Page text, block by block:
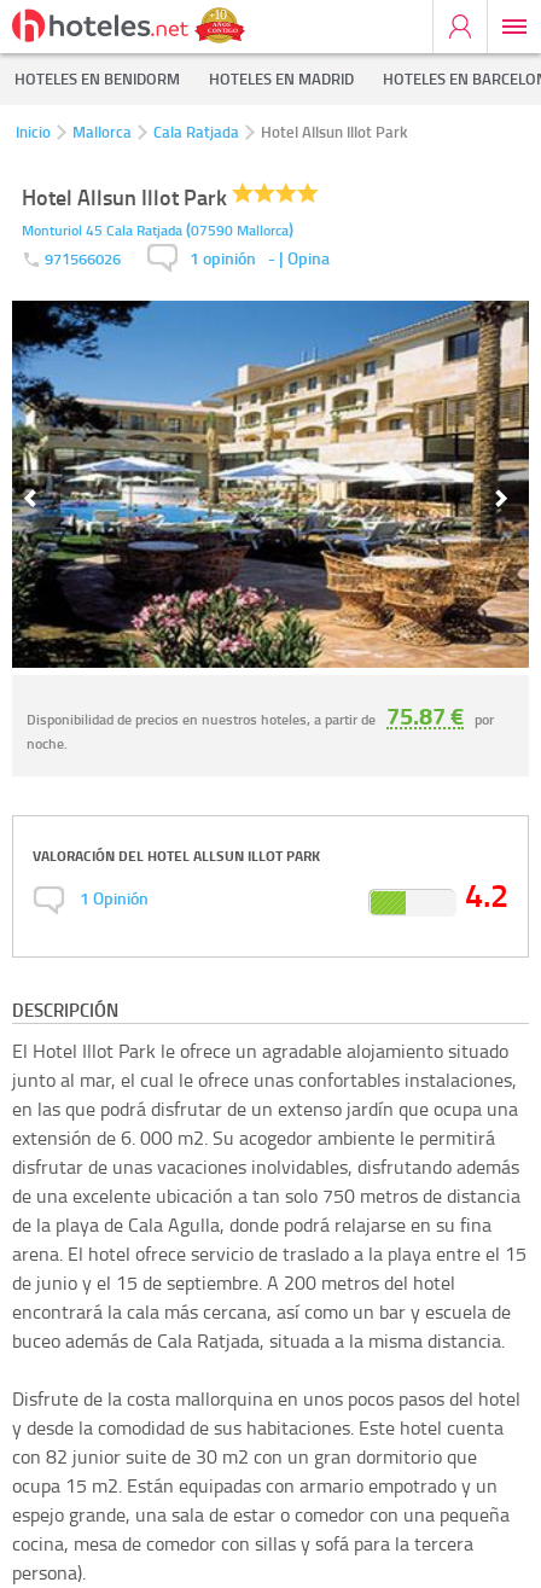
HOTELES EN BENIDORM HOTELES EN MADRID HOTELES EN
Inicio Mallorca Cala Ratjada Hotel Allsun Illot Park
Hotel Allsun Illot Park
Monturiol 45 Cala Ratjada(07590 Mallorca)
971566026 1 opinión - | Opina
Disponibilidad de precios en nuestros hoteles, a partir de 75.87 € por
noche.
VALORACIÓN DEL HOTEL ALLSUN ILLOT PARK
1 Opinión 4.2
DESCRIPCIÓN
El Hotel Illot Park le ofrece un agradable alojamiento situado
junto al mar, el cual le ofrece unas confortables instalaciones,
en las que podrá disfrutar de un extenso jardín que ocupa una
extensión de 6. 000 m2. Su acogedor ambiente le permitirá
disfrutar de unas vacaciones inolvidables, disfrutando además
de una excelente ubicación a tan solo 750 metros de distancia
de la playa de Cala Agulla, donde podrá relajarse en su fina
arena. El hotel ofrece servicio de traslado a la playa entre el 15
de junio y el 15 de septiembre. A 200 metros del hotel
encontrará la cala más cercana, así como un bar y escuela de
buceo además de Cala Ratjada, situada a la misma distancia.
Disfrute de la costa mallorquina en unos pocos pasos del hotel
y desde la comodidad de sus habitaciones. Este hotel cuenta
con 82 junior suite de 30 m2 con un gran dormitorio que
ocupa 15 m2. Están equipadas con armario empotrado y un
espejo grande, una sala de estar o comedor con una pequeña
cocina, mesa de comedor con sillas y sofá para la tercera
persona).